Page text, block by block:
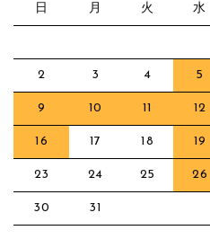
日 月 火 水
2 3 4 5
9 10 11 12
16 17 18 19
23 24 25 26
30 31